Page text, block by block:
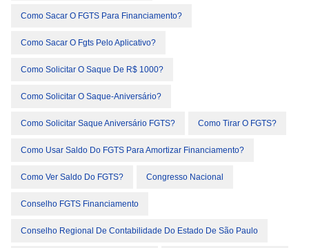
Como Sacar O FGTS Para Financiamento?
Como Sacar O Fgts Pelo Aplicativo?
Como Solicitar O Saque De R$ 1000?
Como Solicitar O Saque-Aniversário?
Como Solicitar Saque Aniversário FGTS? Como Tirar O FGTS?
Como Usar Saldo Do FGTS Para Amortizar Financiamento?
Como Ver Saldo Do FGTS? Congresso Nacional
Conselho FGTS Financiamento
Conselho Regional De Contabilidade Do Estado De São Paulo